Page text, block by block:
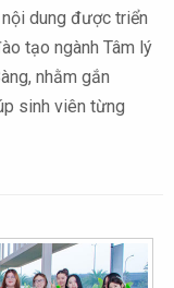
dung được triển
tạo ngành Tâm lý
nhằm gắn
sinh viên từng